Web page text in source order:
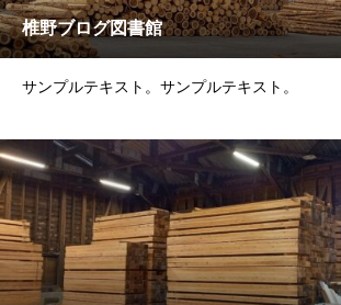
椎野ブログ図書館
サンプルテキスト。サンプルテキスト。